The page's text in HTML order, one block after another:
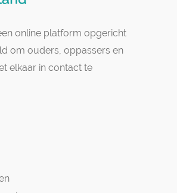
online platform opgericht
om ouders, oppassers en
elkaar in contact te